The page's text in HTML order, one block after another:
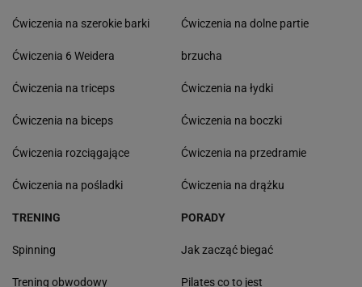
Ćwiczenia na szerokie barki
Ćwiczenia 6 Weidera
Ćwiczenia na triceps
Ćwiczenia na biceps
Ćwiczenia rozciągające
Ćwiczenia na pośladki
Ćwiczenia na dolne partie
brzucha
Ćwiczenia na łydki
Ćwiczenia na boczki
Ćwiczenia na przedramie
Ćwiczenia na drążku
TRENING
Spinning
Trening obwodowy
PORADY
Jak zacząć biegać
Pilates co to jest